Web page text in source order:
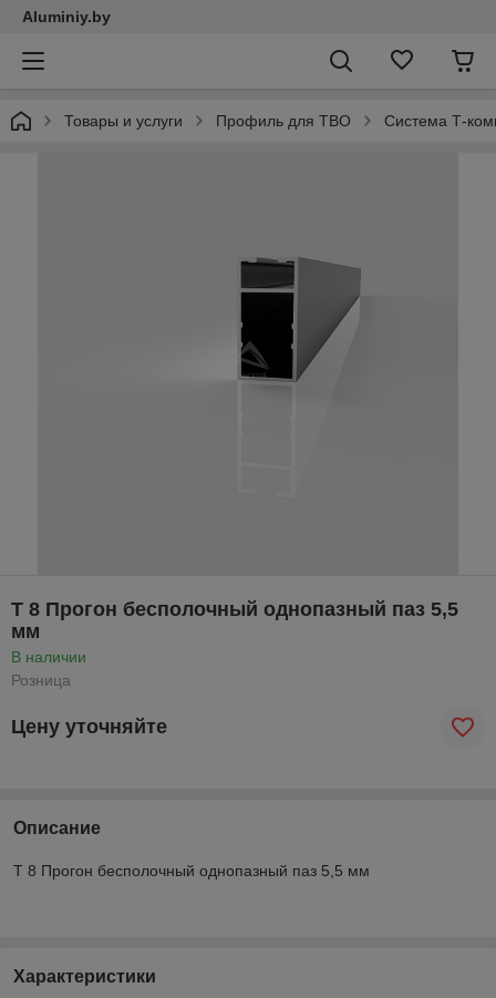
Aluminiy.by
Товары и услуги Профиль для ТВО Система Т-
Т 8 Прогон бесполочный однопазный паз 5,5
мм
В наличии
Розница
Цену уточняйте
Описание
Т 8 Прогон бесполочный однопазный паз 5,5 мм
Характеристики